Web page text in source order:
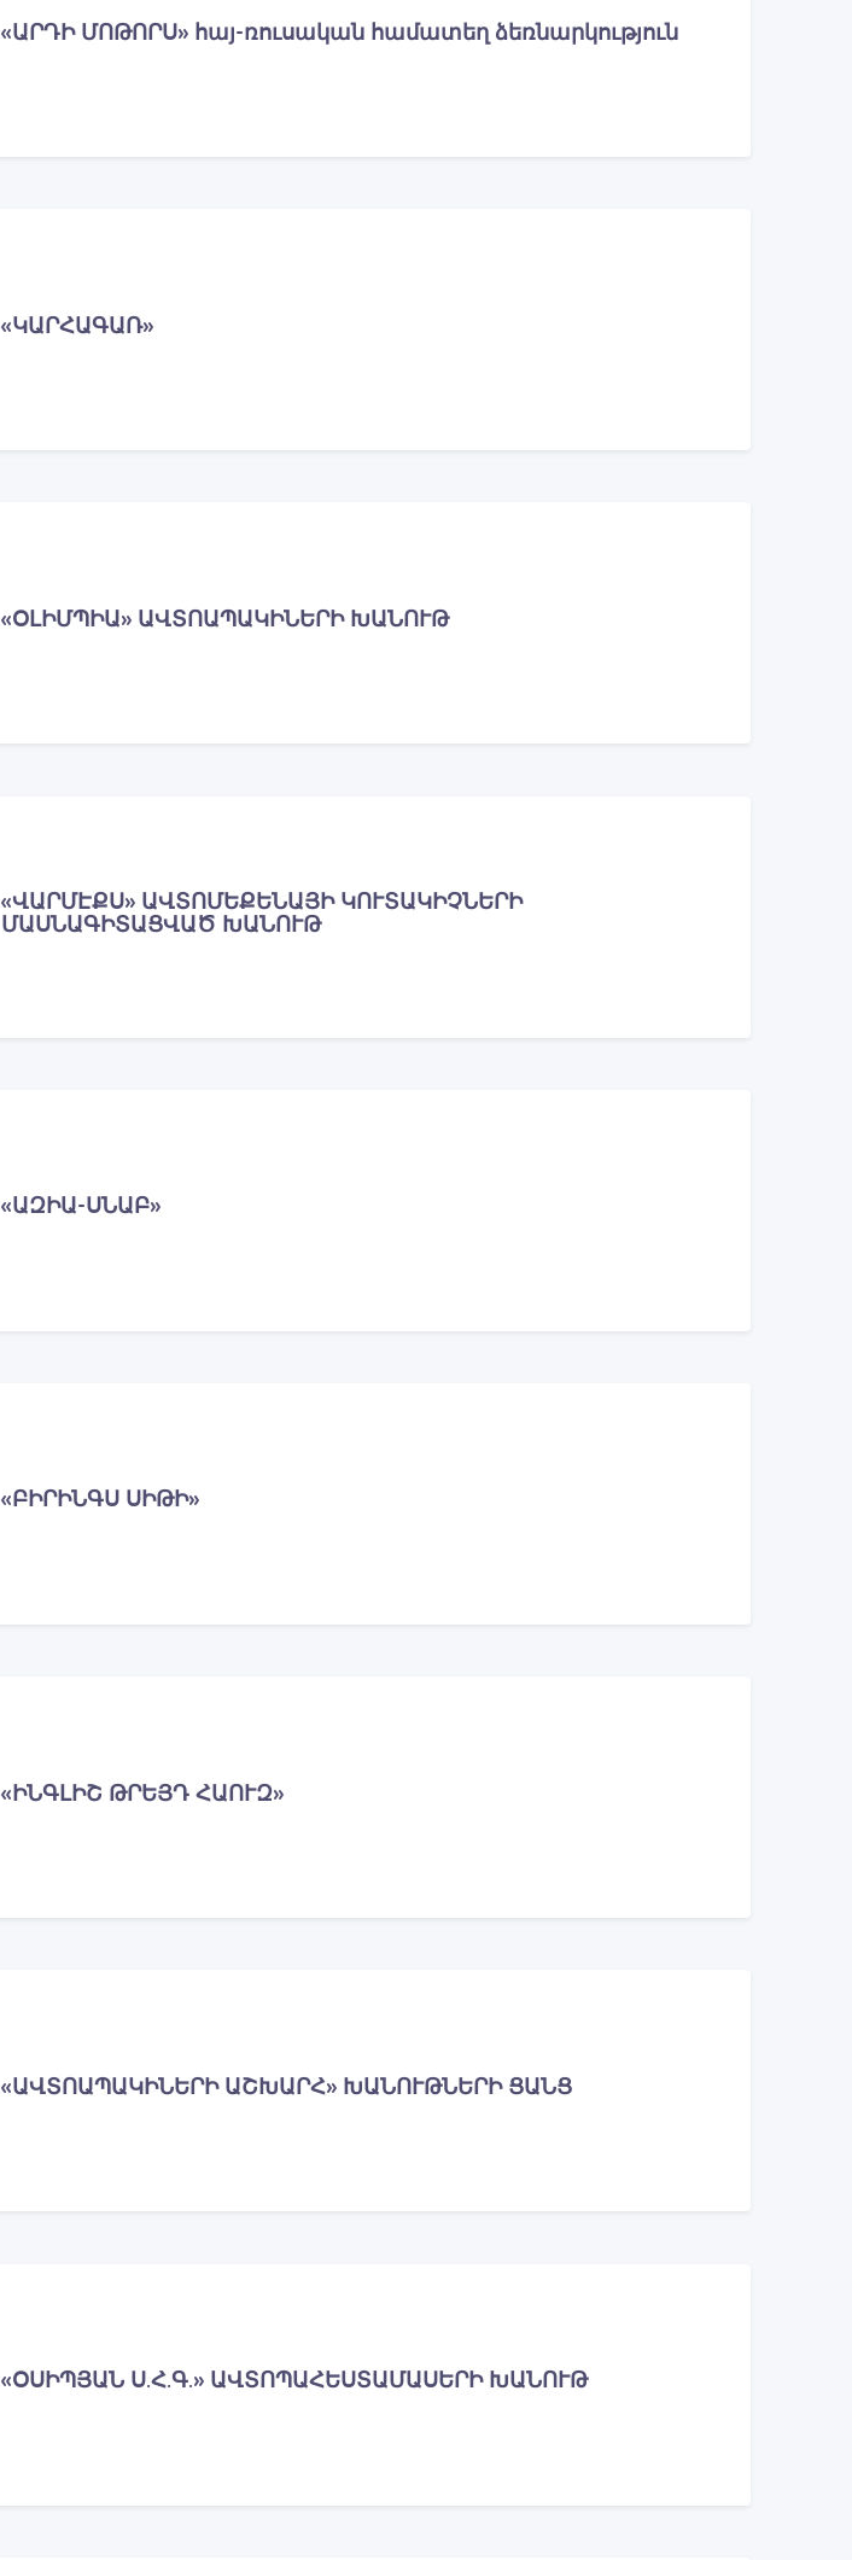
«ԱՐԴԻ ՄՈԹՈՐՍ» հայ-ռուսական համատեղ ձեռնարկություն
«ԿԱՐՀԱԳԱՌ»
«ՕԼԻՄՊԻԱ» ԱՎՏՈԱՊԱԿԻՆԵՐԻ ԽԱՆՈՒԹ
«ՎԱՐՄԷՔՍ» ԱՎՏՈՄԵՔԵՆԱՅԻ ԿՈՒՏԱԿԻՉՆԵՐԻ
ՄԱՍՆԱԳԻՏԱՑՎԱԾ ԽԱՆՈՒԹ
«ԱԶԻԱ-ՍՆԱԲ»
«ԲԻՐԻՆԳՍ ՍԻԹԻ»
«ԻՆԳԼԻՇ ԹՐԵՅԴ ՀԱՈՒԶ»
«ԱՎՏՈԱՊԱԿԻՆԵՐԻ ԱՇԽԱՐՀ» ԽԱՆՈՒԹՆԵՐԻ ՑԱՆՑ
«ՕՍԻՊՅԱՆ Ս.Հ.Գ.» ԱՎՏՈՊԱՀԵՍՏԱՄԱՍԵՐԻ ԽԱՆՈՒԹ